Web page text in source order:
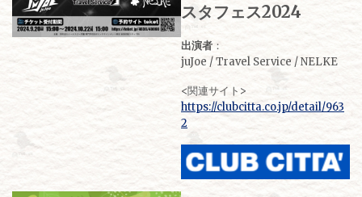
スタフェス2024
出演者 ：
juJoe / Travel Service / NELKE
<関連サイト>
https://clubcitta.co.jp/detail/963
2